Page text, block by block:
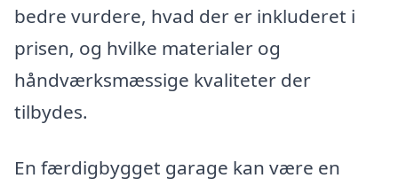
bedre vurdere, hvad der er inkluderet i
prisen, og hvilke materialer og
håndværksmæssige kvaliteter der
tilbydes.
En færdigbygget garage kan være en